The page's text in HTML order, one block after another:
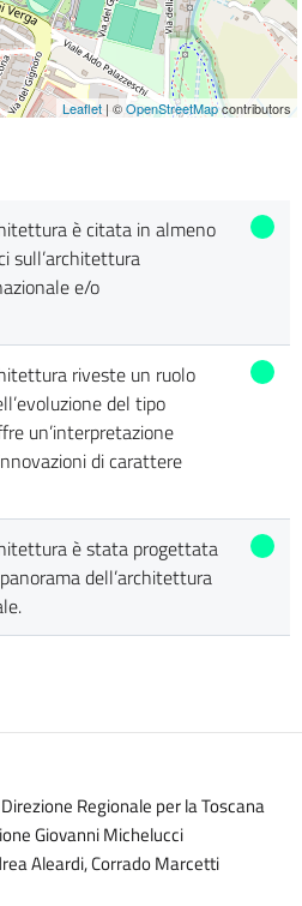
Leaflet | ©OpenStreetMapcontributors
è citata in almeno
sull’architettura
e/o
riveste un ruolo
del tipo
un’interpretazione
di carattere
è stata progettata
dell’architettura
Regionale per la Toscana
Giovanni Michelucci
Aleardi, Corrado Marcetti